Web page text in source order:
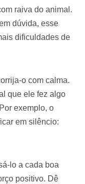
raiva do animal.
dúvida, esse
dificuldades de
o com calma.
que ele fez algo
exemplo, o
em silêncio:
lo a cada boa
positivo. Dê